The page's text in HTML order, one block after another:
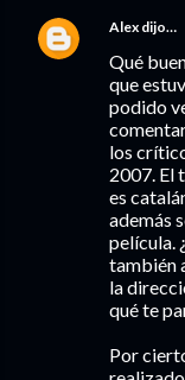
Alex dijo…
Qué
que
podido
los
2007. El
es
además
película.
también
la
qué te
Por